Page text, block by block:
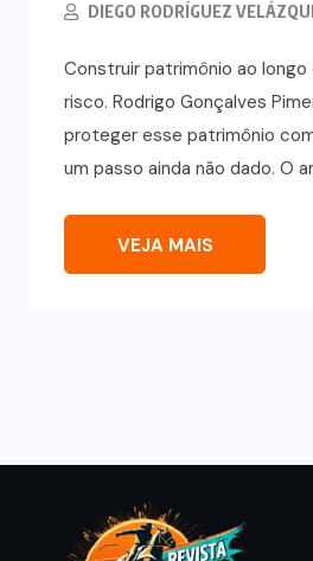
DIEGO RODRÍGUEZ
Construir patrimônio ao
risco. Rodrigo Gonçalves
proteger esse patrimônio
um passo ainda não dado. O
VEJA MAIS